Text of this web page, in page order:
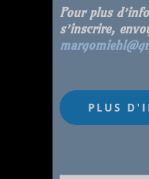
Pour plus
s’inscrire,